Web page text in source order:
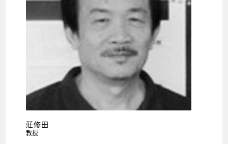
莊修田
教授